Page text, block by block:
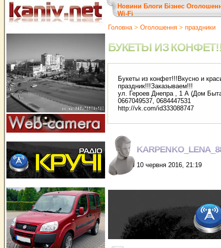
Новини Блоги Бізнес
Wi-Fi
Головна> Оголошення > праздники
БУКЕТЫ ИЗ
Букеты из конфет!!!Вкусно и
праздник!!!Заказываем!!!
ул. Героев Днепра , 1 А (Дом
0667049537, 0684447531
http://vk.com/id333088747
10 червня 2016, 21:19